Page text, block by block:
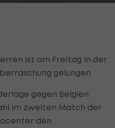
ist am Freitag in der
gelungen.
gegen Belgien
im zweiten Match der
den